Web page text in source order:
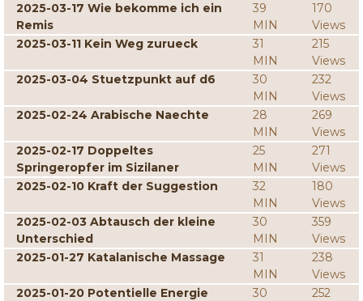
2025-03-17 Wie bekomme ich ein
Remis
39
MIN
170
Views
2025-03-11 Kein Weg zurueck
31
MIN
215
Views
2025-03-04 Stuetzpunkt auf d6
30
MIN
232
Views
2025-02-24 Arabische Naechte
28
MIN
269
Views
2025-02-17 Doppeltes
Springeropfer im Sizilaner
25
MIN
271
Views
2025-02-10 Kraft der Suggestion
32
MIN
180
Views
2025-02-03 Abtausch der kleine
Unterschied
30
MIN
359
Views
2025-01-27 Katalanische Massage
31
MIN
238
Views
2025-01-20 Potentielle Energie
30
252